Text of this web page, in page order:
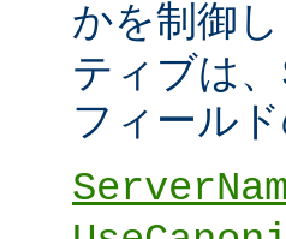
かを制御し
ティブは
フィール